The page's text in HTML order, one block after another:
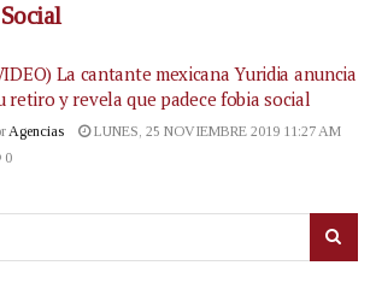
La cantante mexicana Yuridia anuncia
retiro y revela que padece fobia social
Agencias
LUNES, 25 NOVIEMBRE 2019 11:27 AM
0